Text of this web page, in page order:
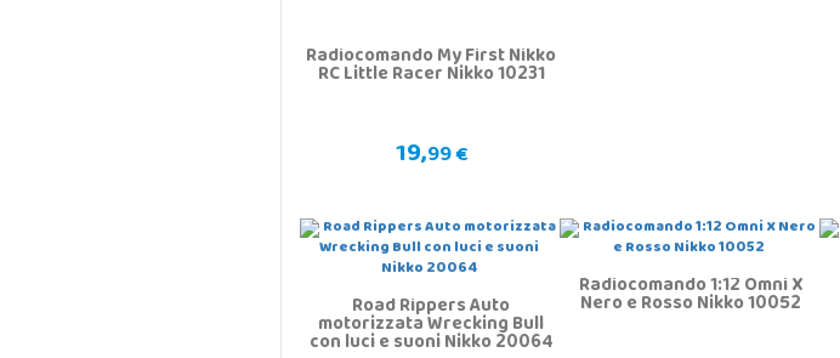
Radiocomando My First Nikko
RC Little Racer Nikko 10231
19,99 €
Road Rippers Auto
motorizzata Wrecking Bull
con luci e suoni Nikko 20064
Radiocomando 1:12 Omni X
Nero e Rosso Nikko 10052